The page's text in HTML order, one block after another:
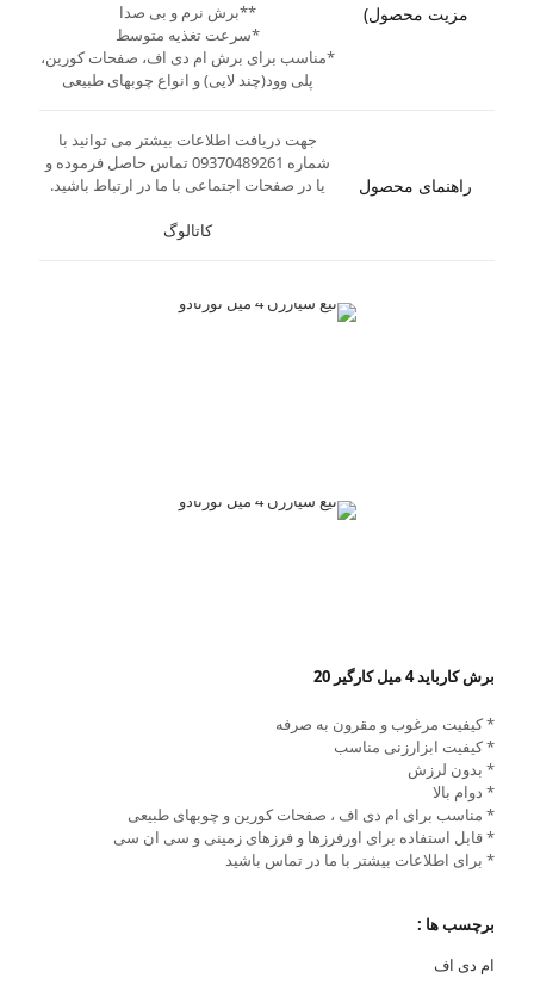
مزیت محصول)
**برش نرم و بی صدا
*سرعت تغذیه متوسط
*مناسب برای برش ام دی اف، صفحات کورین،
پلی وود(چند لایی) و انواع چوبهای طبیعی
راهنمای محصول
جهت دریافت اطلاعات بیشتر می توانید با
شماره 09370489261 تماس حاصل فرموده و
یا در صفحات اجتماعی با ما در ارتباط باشید.
کاتالوگ
برش کارباید 4 میل کارگیر 20
* کیفیت مرغوب و مقرون به صرفه
* کیفیت ابزارزنی مناسب
* بدون لرزش
* دوام بالا
* مناسب برای ام دی اف ، صفحات کورین و چوبهای طبیعی
* قابل استفاده برای اورفرزها و فرزهای زمینی و سی ان سی
* برای اطلاعات بیشتر با ما در تماس باشید
برچسب ها :
ام دی اف